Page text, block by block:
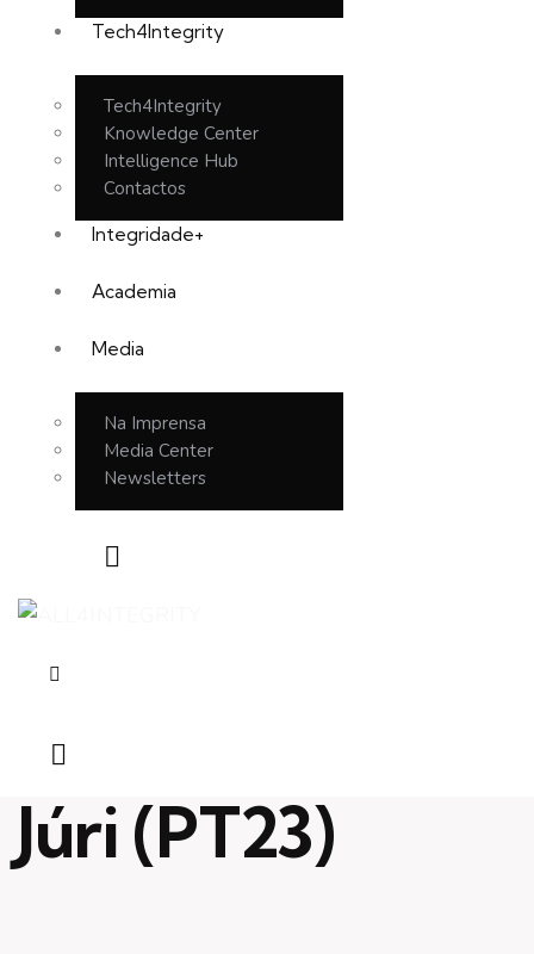
Tech4Integrity
Tech4Integrity
Knowledge Center
Intelligence Hub
Contactos
Integridade+
Academia
Media
Na Imprensa
Media Center
Newsletters
Júri (PT23)